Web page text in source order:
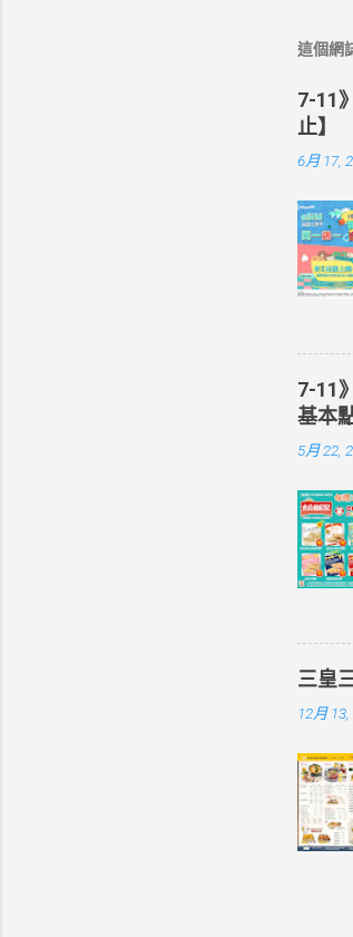
這個網
7-11
止】
6月 17,
7-11
基本
5月 22,
三皇
12月